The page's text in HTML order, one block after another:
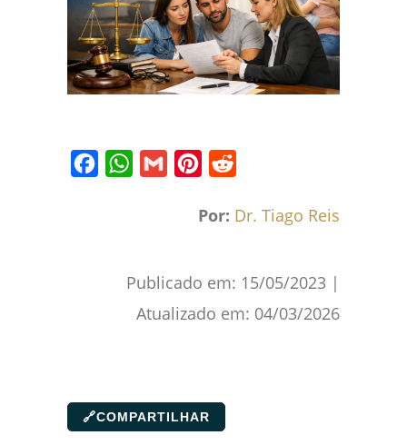
FacebookWhatsApp
Gmail Pinterest
Por: Dr. Tiago Reis
Publicado em: 15/05/2023 |
Atualizado em: 04/03/2026
🔗COMPARTILHAR